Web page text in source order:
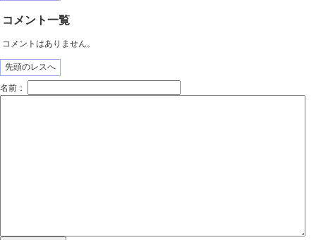
コメント一覧
コメントはありません。
先頭のレスへ
名前：